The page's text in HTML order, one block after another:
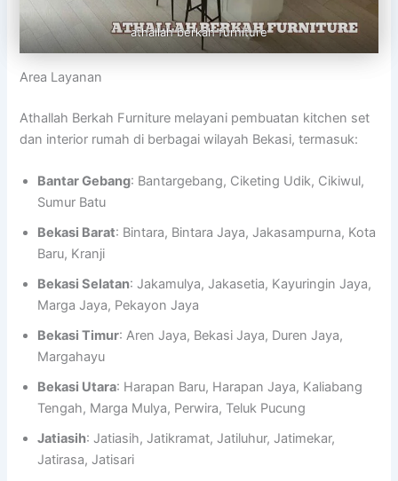
athallah berkah furniture
Area Layanan
Athallah Berkah Furniture melayani pembuatan kitchen set
dan interior rumah di berbagai wilayah Bekasi, termasuk:
Bantar Gebang: Bantargebang, Ciketing Udik, Cikiwul,
Sumur Batu
Bekasi Barat: Bintara, Bintara Jaya, Jakasampurna, Kota
Baru, Kranji
Bekasi Selatan: Jakamulya, Jakasetia, Kayuringin Jaya,
Marga Jaya, Pekayon Jaya
Bekasi Timur: Aren Jaya, Bekasi Jaya, Duren Jaya,
Margahayu
Bekasi Utara: Harapan Baru, Harapan Jaya, Kaliabang
Tengah, Marga Mulya, Perwira, Teluk Pucung
Jatiasih: Jatiasih, Jatikramat, Jatiluhur, Jatimekar,
Jatirasa, Jatisari